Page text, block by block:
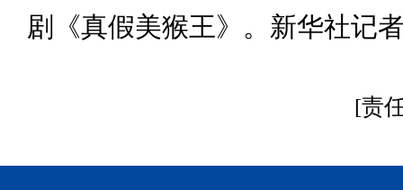
剧《真假美猴王》。新华社记
[责